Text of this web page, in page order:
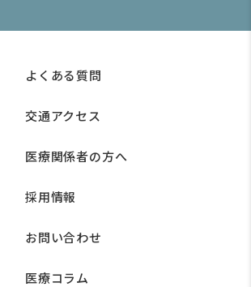
よくある質問
交通アクセス
医療関係者の方へ
採用情報
お問い合わせ
医療コラム